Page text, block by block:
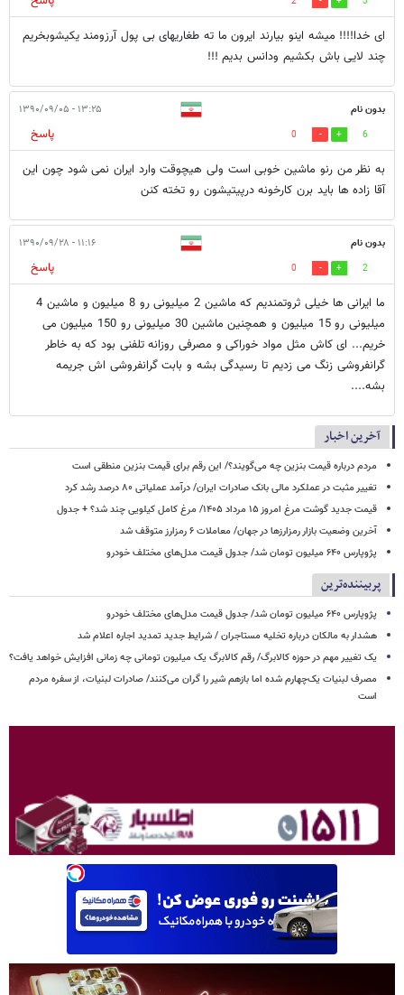
ای خدا!!!! میشه اینو بیارند ایرون ما ته طغاریهای بی پول آرزومند یکیشوبخریم
چند لایی باش بکشیم ودانس بدیم !!!
بدون نام ۱۳:۲۵ - ۱۳۹۰/۰۹/۰۵
6
0
پاسخ
به نظر من رنو ماشین خوبی است ولی هیچوقت وارد ایران نمی شود چون این
آقا زاده ها باید برن کارخونه درپیتیشون رو تخته کنن
بدون نام ۱۱:۱۶ - ۱۳۹۰/۰۹/۲۸
2
0
پاسخ
ما ایرانی ها خیلی ثروتمندیم که ماشین 2 میلیونی رو 8 میلیون و ماشین 4
میلیونی رو 15 میلیون و همچنین ماشین 30 میلیونی رو 150 میلیون می
خریم... ای کاش مثل مواد خوراکی و مصرفی روزانه تلفنی بود که به خاطر
گرانفروشی زنگ می زدیم تا رسیدگی بشه و بابت گرانفروشی اش جریمه
بشه....
آخرین اخبار
مردم درباره قیمت بنزین چه می‌گویند؟/ این رقم برای قیمت بنزین منطقی است
تغییر مثبت در عملکرد مالی بانک صادرات ایران/ درآمد عملیاتی ۸۰ درصد رشد کرد
قیمت جدید گوشت مرغ امروز ۱۵ مرداد ۱۴۰۵/ مرغ کامل کیلویی چند شد؟ + جدول
آخرین وضعیت بازار رمزارزها در جهان/ معاملات ۶ رمزارز متوقف شد
پژوپارس ۶۴۰ میلیون تومان شد/ جدول قیمت مدل‌های مختلف خودرو
پربیننده‌ترین
پژوپارس ۶۴۰ میلیون تومان شد/ جدول قیمت مدل‌های مختلف خودرو
هشدار به مالکان درباره تخلیه مستاجران / شرایط جدید تمدید اجاره اعلام شد
یک تغییر مهم در حوزه کالابرگ/ رقم کالابرگ یک میلیون تومانی چه زمانی افزایش خواهد یافت؟
مصرف لبنیات یک‌چهارم شده اما بازهم شیر را گران می‌کنند/ صادرات لبنیات، از سفره مردم
است